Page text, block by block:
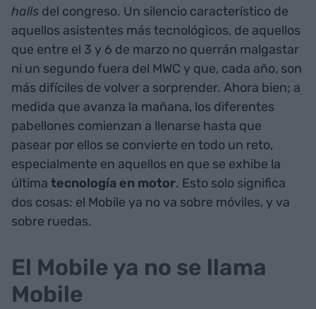
halls del congreso. Un silencio característico de
aquellos asistentes más tecnológicos, de aquellos
que entre el 3 y 6 de marzo no querrán malgastar
ni un segundo fuera del MWC y que, cada año, son
más difíciles de volver a sorprender. Ahora bien; a
medida que avanza la mañana, los diferentes
pabellones comienzan a llenarse hasta que
pasear por ellos se convierte en todo un reto,
especialmente en aquellos en que se exhibe la
última tecnología en motor. Esto solo significa
dos cosas: el Mobile ya no va sobre móviles, y va
sobre ruedas.
El Mobile ya no se llama
Mobile